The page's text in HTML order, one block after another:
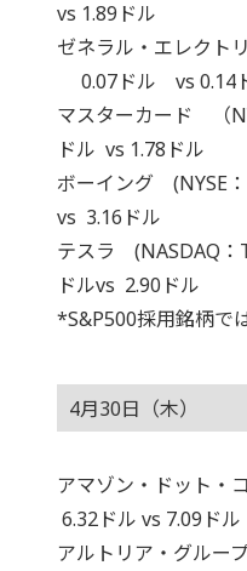
vs 1.89ドル
ゼネラル・エレクト
0.07ドル vs 0.14
マスターカード
ドル vs 1.78ドル
ボーイング
vs 3.16ドル
テスラ
ドルvs 2.90ドル
*S&P500採用銘柄で
4月30日（木）
アマゾン・ドット・
6.32ドル vs 7.09
アルトリア・グル